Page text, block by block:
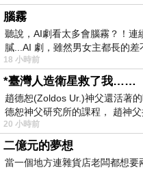
腦霧
聽說，AI劇看太多會腦霧？！連
膩...AI 劇，雖然男女主都長的
18 小時前
*臺灣人造衛星救了我……
趙德恕(Zoldos Ur.)神父還活著
德恕神父研究所的課程， 趙神
20 小時前
二億元的夢想
當一個地方連雜貨店老闆都想